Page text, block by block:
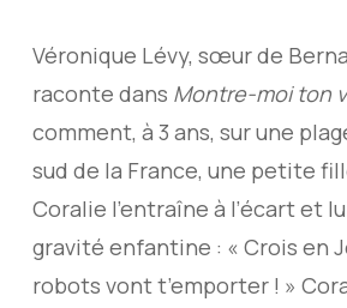
Véronique Lévy, sœur de
raconte dans Montre-moi ton
comment, à 3 ans, sur une
sud de la France, une petite
Coralie l’entraîne à l’écart et
gravité enfantine : « Crois en
robots vont t’emporter ! »